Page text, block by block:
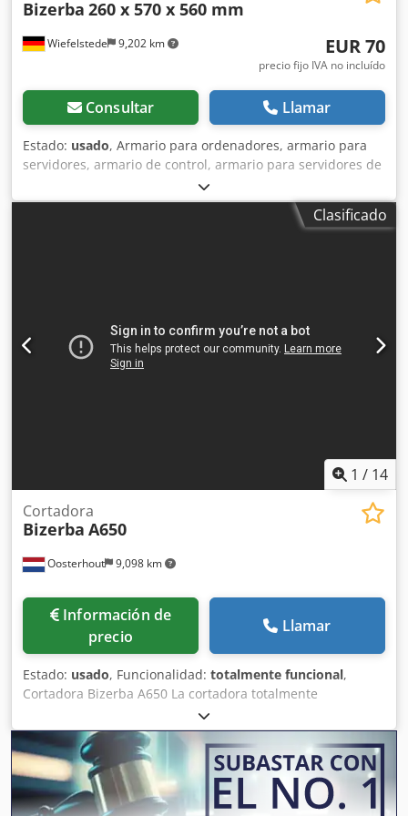
Wiefelstede 9,202 km
Bizerba 260 x 570 x 560 mm
EUR 70
precio fijo IVA no incluído
Consultar Llamar
Estado: usado, Armario para ordenadores, armario para
servidores, armario de control, armario para servidores de
red, carcasa para ordenadores Csdjb Tl Dtjpfx Apyorf -
Fabricante: Bizerba -Tipo -Material: Acero -Dimensiones:
Clasificado
1 / 14
Oosterhout 9,098 km
Cortadora
Bizerba A650
Información de
precio
Llamar
Estado: usado, Funcionalidad: totalmente funcional,
Cortadora Bizerba A650 La cortadora totalmente
automática Bizerba Scaleroline A650 es una máquina
cortadora vertical especialmente diseñada para cortar
carne, aves de corral, pescado, queso y embutidos. Esta
cortadora industrial es adecuada tanto para productos
frescos como cocidos, lo que la convierte en una opción
ideal para empresas de producción de alimentos de